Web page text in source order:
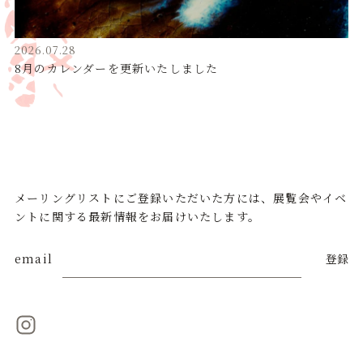
2026.07.28
8月のカレンダーを更新いたしました
メーリングリストにご登録いただいた方には、展覧会やイベ
ントに関する最新情報をお届けいたします。
email 登録